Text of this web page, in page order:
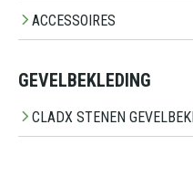
ACCESSOIRES
GEVELBEKLEDING
CLADX STENEN